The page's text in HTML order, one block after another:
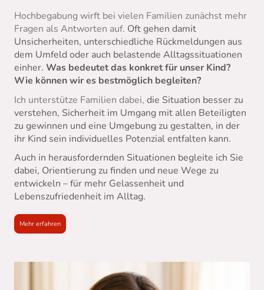
Hochbegabung wirft bei vielen Familien zunächst mehr
Fragen als Antworten auf. Oft gehen damit
Unsicherheiten, unterschiedliche Rückmeldungen aus
dem Umfeld oder auch belastende Alltagssituationen
einher. Was bedeutet das konkret für unser Kind?
Wie können wir es bestmöglich begleiten?
Ich unterstütze Familien dabei, die Situation besser zu
verstehen, Sicherheit im Umgang mit allen Beteiligten
zu gewinnen und eine Umgebung zu gestalten, in der
ihr Kind sein individuelles Potenzial entfalten kann.
Auch in herausfordernden Situationen begleite ich Sie
dabei, Orientierung zu finden und neue Wege zu
entwickeln – für mehr Gelassenheit und
Lebenszufriedenheit im Alltag.
Mehr erfahren